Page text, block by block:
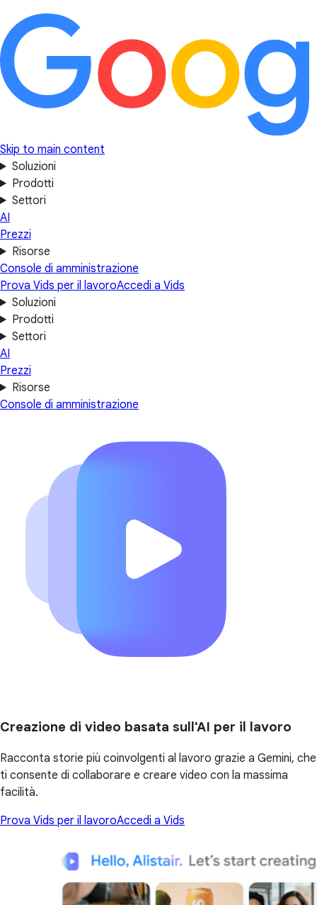
Skip to main content
Soluzioni
Prodotti
Settori
AI
Prezzi
Risorse
Console di amministrazione
Prova Vids per il lavoroAccedi a Vids
Soluzioni
Prodotti
Settori
AI
Prezzi
Risorse
Console di amministrazione
Creazione di video basata sull'AI per il lavoro
Racconta storie più coinvolgenti al lavoro grazie a Gemini, che
ti consente di collaborare e creare video con la massima
facilità.
Prova Vids per il lavoroAccedi a Vids